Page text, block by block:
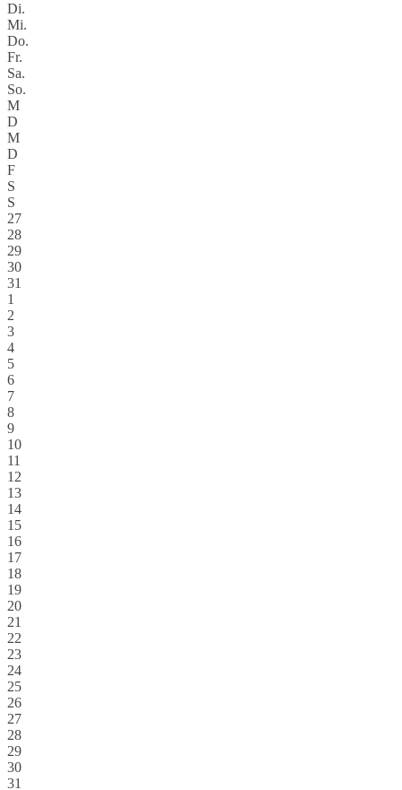
Di.
Mi.
Do.
Fr.
Sa.
So.
M
D
M
D
F
S
S
27
28
29
30
31
1
2
3
4
5
6
7
8
9
10
11
12
13
14
15
16
17
18
19
20
21
22
23
24
25
26
27
28
29
30
31